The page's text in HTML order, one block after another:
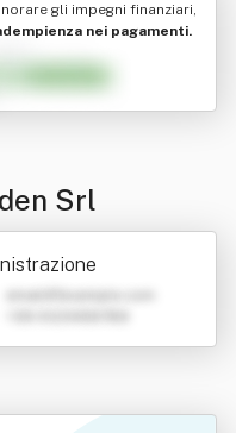
gli impegni finanziari,
nei pagamenti.
Srl